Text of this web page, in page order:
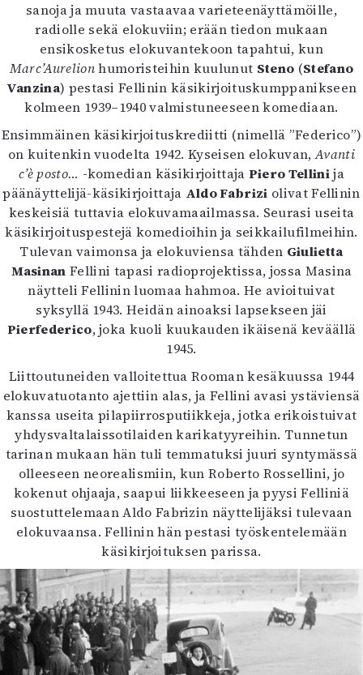
sanoja ja muuta vastaavaa varieteenäyttämöille,
radiolle sekä elokuviin; erään tiedon mukaan
ensikosketus elokuvantekoon tapahtui, kun
Marc’Aurelionhumoristeihin kuulunut Steno (Stefano
Vanzina) pestasi Fellinin käsikirjoituskumppanikseen
kolmeen 1939–1940 valmistuneeseen komediaan.
Ensimmäinen käsikirjoituskrediitti (nimellä ”Federico”)
on kuitenkin vuodelta 1942. Kyseisen elokuvan,Avanti
c’è posto… -komedian käsikirjoittaja Piero Tellinija
päänäyttelijä-käsikirjoittaja Aldo Fabrizi olivat Fellinin
keskeisiä tuttavia elokuvamaailmassa. Seurasi useita
käsikirjoituspestejä komedioihin ja seikkailufilmeihin.
Tulevan vaimonsa ja elokuviensa tähden Giulietta
Masinan Fellini tapasi radioprojektissa, jossa Masina
näytteli Fellinin luomaa hahmoa. He avioituivat
syksyllä 1943. Heidän ainoaksi lapsekseen jäi
Pierfederico, joka kuoli kuukauden ikäisenä keväällä
1945.
Liittoutuneiden valloitettua Rooman kesäkuussa 1944
elokuvatuotanto ajettiin alas, ja Fellini avasi ystäviensä
kanssa useita pilapiirrosputiikkeja, jotka erikoistuivat
yhdysvaltalaissotilaiden karikatyyreihin. Tunnetun
tarinan mukaan hän tuli temmatuksi juuri syntymässä
olleeseen neorealismiin, kun Roberto Rossellini, jo
kokenut ohjaaja, saapui liikkeeseen ja pyysi Felliniä
suostuttelemaan Aldo Fabrizin näyttelijäksi tulevaan
elokuvaansa. Fellinin hän pestasi työskentelemään
käsikirjoituksen parissa.